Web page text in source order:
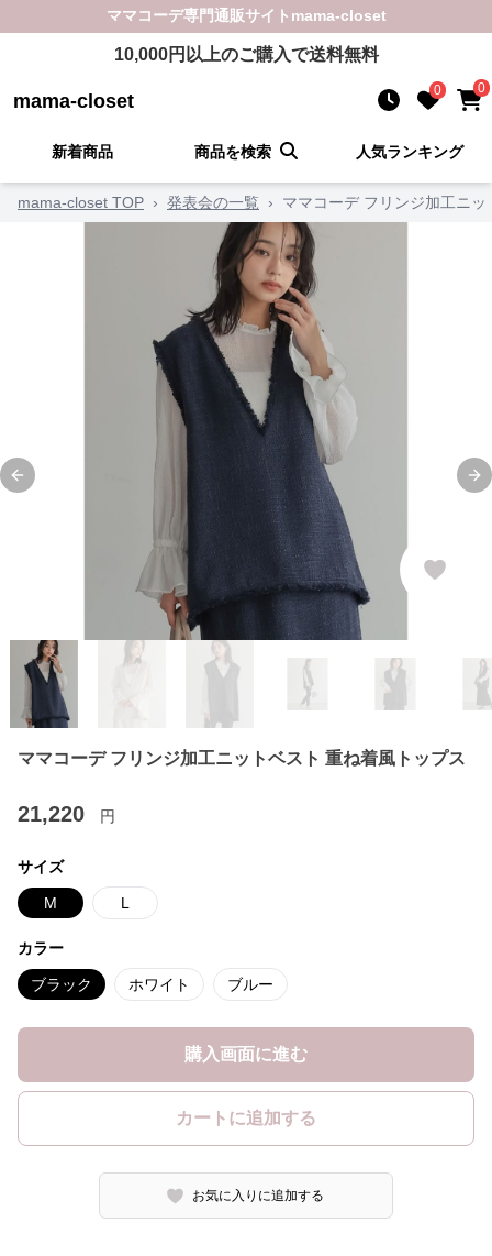
ママコーデ専門通販サイト mama-closet
10,000円以上のご購入で送料無料
mama-closet 0 0
新着商品 商品を検索 人気ランキング
mama-closet TOP › 発表会の一覧 › ママコーデ フリンジ加工ニ
Previous slide
ママコーデ フリンジ加工ニットベスト 重ね着風トップス
21,220 円
サイズ
M L
カラー
ブラック ホワイト ブルー
購入画面に進む
カートに追加する
お気に入りに追加する